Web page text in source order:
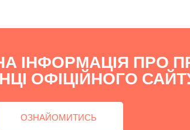
ІНФОРМАЦІЯ ПРО
ОФІЦІЙНОГО САЙТУ
ОЗНАЙОМИТИСЬ